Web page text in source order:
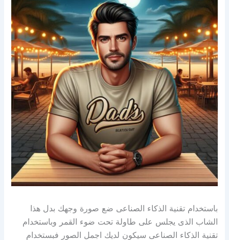
باستخدام تقنية الذكاء الصناعى ضع صورة وجهك بدل هذا
الشاب الذى يجلس على طاولة تحت ضوء القمر وباستخدام
تقنية الذكاء الصناعى سيكون لديك اجمل الصور فبستخدام